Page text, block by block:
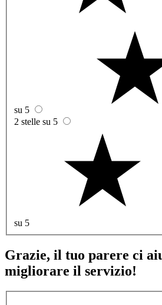
su 5
2 stelle su 5
su 5
Grazie, il tuo parere ci
migliorare il servizio!